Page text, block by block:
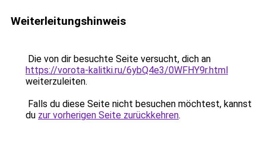
Weiterleitungshinweis
Die von dir besuchte Seite versucht, dich an
https://vorota-kalitki.ru/6ybQ4e3/0WFHY9r.html
weiterzuleiten.
Falls du diese Seite nicht besuchen möchtest, kannst
du zur vorherigen Seite zurückkehren.